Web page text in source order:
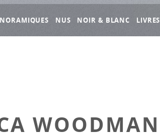
NUS NOIR & BLANC LIVRES
WOODMAN